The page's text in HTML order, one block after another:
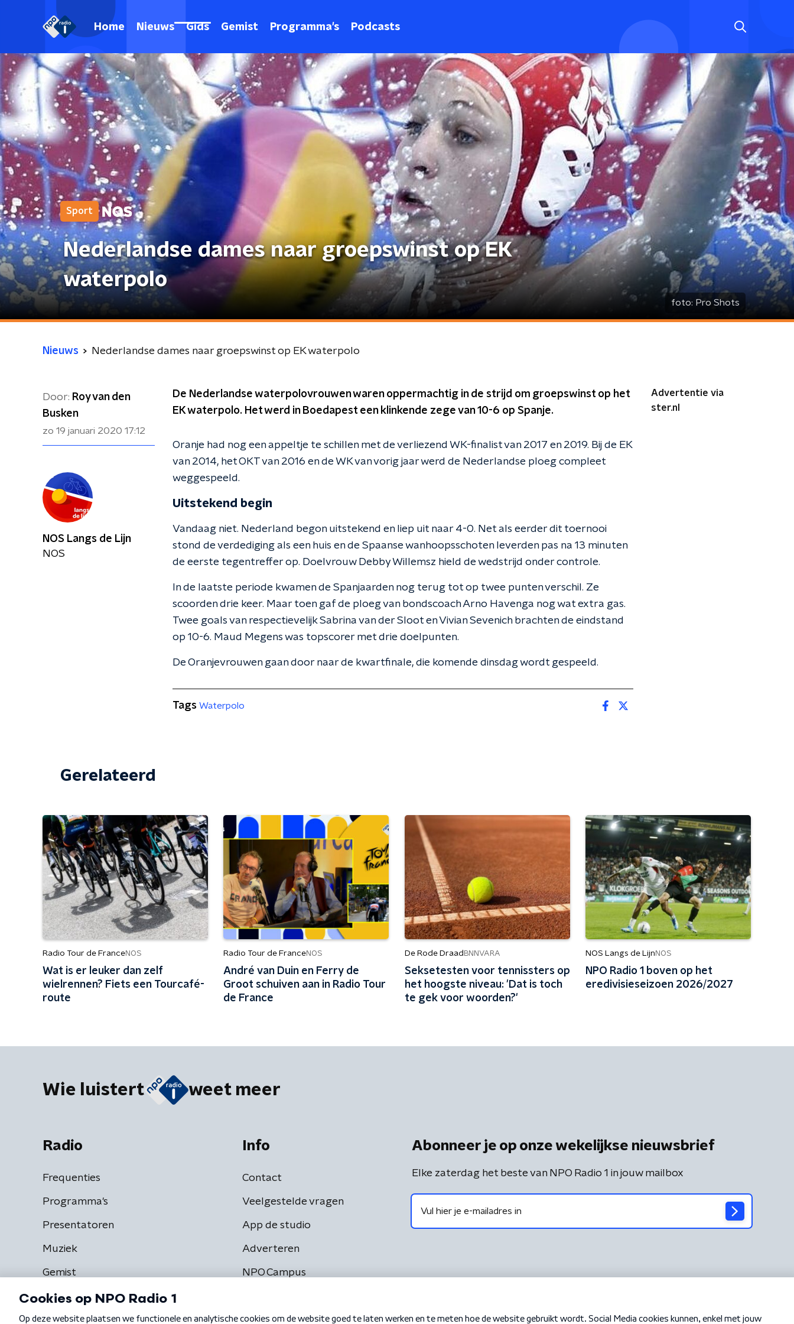
Home Nieuws Gids Gemist Programma's Podcasts
Sport
Nederlandse dames naar groepswinst op EK
waterpolo
foto: Pro Shots
Nieuws Nederlandse dames naar groepswinst op EK waterpolo
Door: Roy van den
Busken
zo 19 januari 2020 17:12
De Nederlandse waterpolovrouwen waren oppermachtig in de strijd om groepswinst op het
EK waterpolo. Het werd in Boedapest een klinkende zege van 10-6 op Spanje.
Oranje had nog een appeltje te schillen met de verliezend WK-finalist van 2017 en 2019. Bij de EK
van 2014, het OKT van 2016 en de WK van vorig jaar werd de Nederlandse ploeg compleet
weggespeeld.
Uitstekend begin
Vandaag niet. Nederland begon uitstekend en liep uit naar 4-0. Net als eerder dit toernooi
stond de verdediging als een huis en de Spaanse wanhoopsschoten leverden pas na 13 minuten
de eerste tegentreffer op. Doelvrouw Debby Willemsz hield de wedstrijd onder controle.
In de laatste periode kwamen de Spanjaarden nog terug tot op twee punten verschil. Ze
scoorden drie keer. Maar toen gaf de ploeg van bondscoach Arno Havenga nog wat extra gas.
Twee goals van respectievelijk Sabrina van der Sloot en Vivian Sevenich brachten de eindstand
op 10-6. Maud Megens was topscorer met drie doelpunten.
De Oranjevrouwen gaan door naar de kwartfinale, die komende dinsdag wordt gespeeld.
Advertentie via
ster.nl
NOS Langs de Lijn
NOS
Tags Waterpolo
Gerelateerd
Radio Tour de FranceNOS
Wat is er leuker dan zelf
wielrennen? Fiets een Tourcafé-
route
Radio Tour de FranceNOS
André van Duin en Ferry de
Groot schuiven aan in Radio Tour
de France
De Rode Draad BNNVARA
Seksetesten voor tennissters op
het hoogste niveau: 'Dat is toch
te gek voor woorden?'
NOS Langs de Lijn NOS
NPO Radio 1 boven op het
eredivisieseizoen 2026/2027
Wie luistert weet meer
Radio
Frequenties
Programma's
Presentatoren
Muziek
Gemist
Info
Contact
Veelgestelde vragen
App de studio
Adverteren
NPO Campus
Abonneer je op onze wekelijkse nieuwsbrief
Elke zaterdag het beste van NPO Radio 1 in jouw mailbox